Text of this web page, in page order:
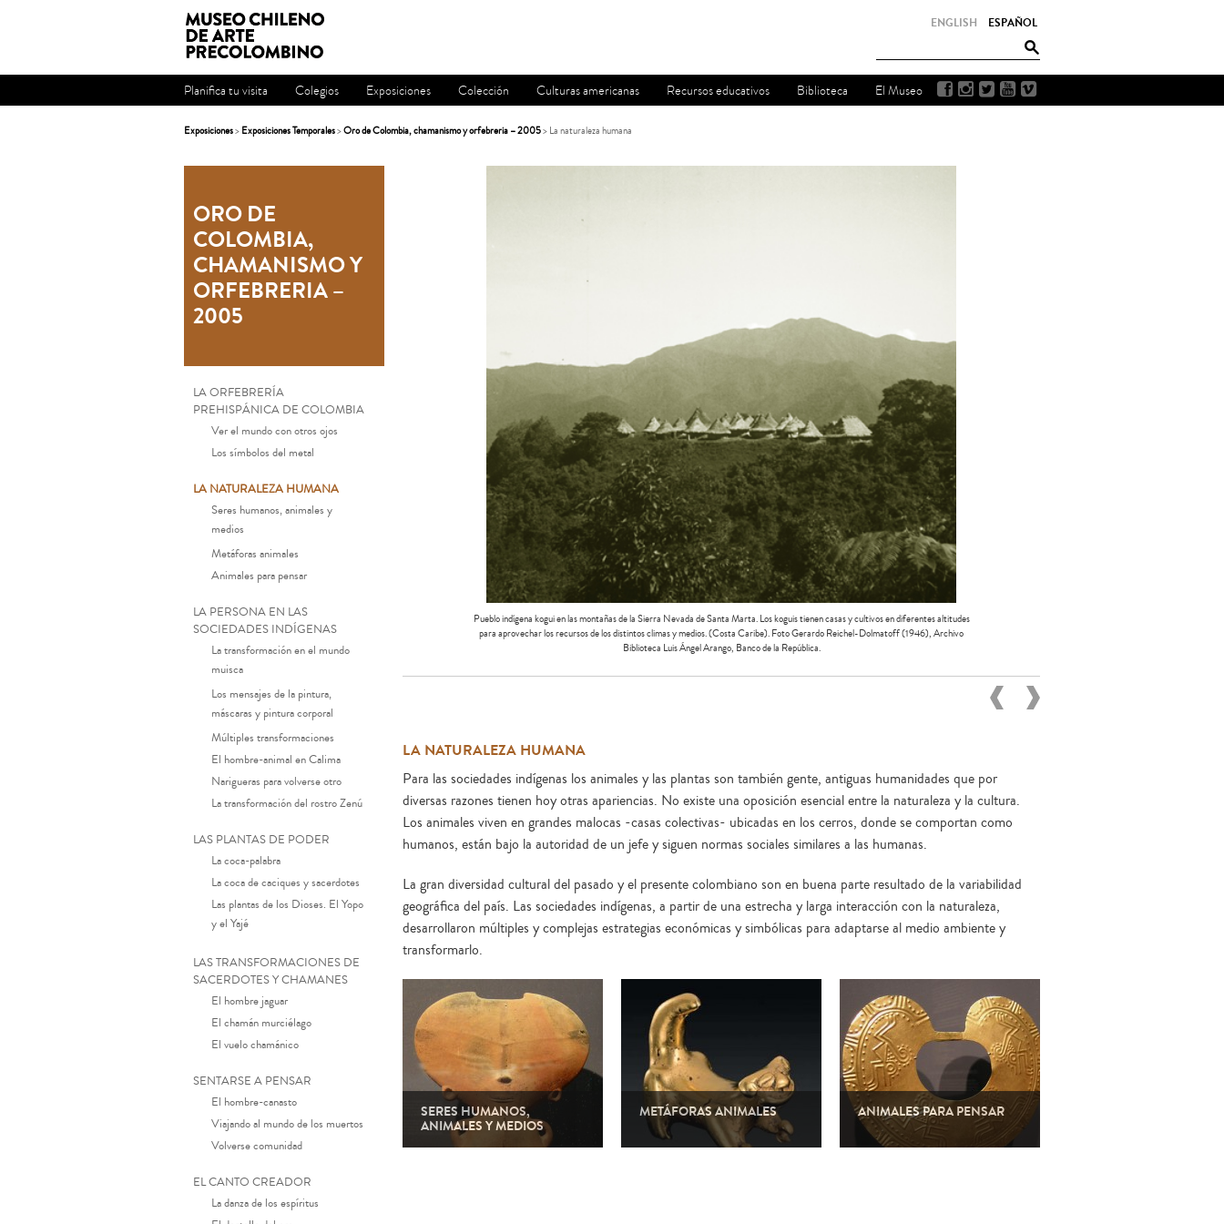
ESPAÑOL
ENGLISH
Planifica tu visita Colegios Exposiciones Colección Culturas americanas Recursos educativos Biblioteca El Museo
Exposiciones> Exposiciones Temporales>Oro de Colombia, chamanismo y orfebreria – 2005> La naturaleza humana
ORO DE
COLOMBIA,
CHAMANISMO Y
ORFEBRERIA –
2005
LA ORFEBRERÍA
PREHISPÁNICA DE COLOMBIA
Ver el mundo con otros ojos
Los símbolos del metal
LA NATURALEZA HUMANA
Seres humanos, animales y
medios
Metáforas animales
Animales para pensar
LA PERSONA EN LAS
SOCIEDADES INDÍGENAS
La transformación en el mundo
muisca
Los mensajes de la pintura,
máscaras y pintura corporal
Múltiples transformaciones
El hombre-animal en Calima
Narigueras para volverse otro
La transformación del rostro Zenú
LAS PLANTAS DE PODER
La coca-palabra
La coca de caciques y sacerdotes
Las plantas de los Dioses. El Yopo
y el Yajé
LAS TRANSFORMACIONES DE
SACERDOTES Y CHAMANES
El hombre jaguar
El chamán murciélago
El vuelo chamánico
SENTARSE A PENSAR
El hombre-canasto
Viajando al mundo de los muertos
Volverse comunidad
EL CANTO CREADOR
La danza de los espíritus
Pueblo indígena kogui en las montañas de la Sierra Nevada de Santa Marta. Los koguis tienen casas y cultivos en diferentes altitudes
para aprovechar los recursos de los distintos climas y medios. (Costa Caribe). Foto Gerardo Reichel-Dolmatoff (1946), Archivo
Biblioteca Luis Ángel Arango, Banco de la República.
LA NATURALEZA HUMANA
Para las sociedades indígenas los animales y las plantas son también gente, antiguas humanidades que por
diversas razones tienen hoy otras apariencias. No existe una oposición esencial entre la naturaleza y la cultura.
Los animales viven en grandes malocas -casas colectivas- ubicadas en los cerros, donde se comportan como
humanos, están bajo la autoridad de un jefe y siguen normas sociales similares a las humanas.
La gran diversidad cultural del pasado y el presente colombiano son en buena parte resultado de la variabilidad
geográfica del país. Las sociedades indígenas, a partir de una estrecha y larga interacción con la naturaleza,
desarrollaron múltiples y complejas estrategias económicas y simbólicas para adaptarse al medio ambiente y
transformarlo.
SERES HUMANOS,
ANIMALES Y MEDIOS
METÁFORAS ANIMALES ANIMALES PARA PENSAR